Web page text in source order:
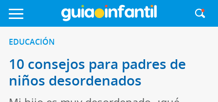
EDUCACIÓN
10 consejos para padres de
niños desordenados